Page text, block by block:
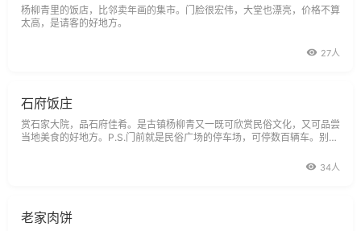
杨柳青里的饭店，比邻卖年画的集市。门脸很宏伟，大堂也漂亮，价格不算
太高，是请客的好地方。
27人
石府饭庄
赏石家大院，品石府佳肴。是古镇杨柳青又一既可欣赏民俗文化，又可品尝
当地美食的好地方。P.S.门前就是民俗广场的停车场，可停数百辆车。别
34人
老家肉饼